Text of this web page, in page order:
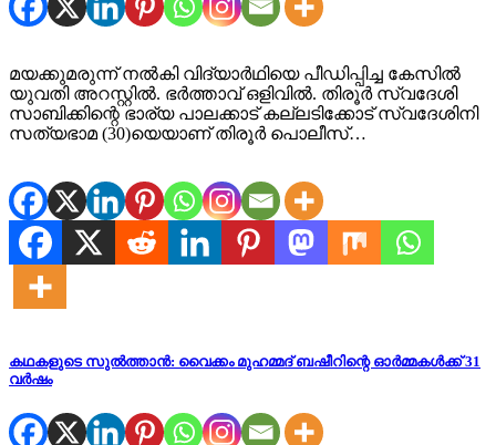
മയക്കുമരുന്ന് നൽകി വിദ്യാർഥിയെ പീഡിപ്പിച്ച കേസിൽ
യുവതി അറസ്റ്റിൽ. ഭർത്താവ് ഒളിവിൽ. തിരൂർ സ്വദേശി
സാബിക്കിന്റെ ഭാര്യ പാലക്കാട് കല്ലടിക്കോട് സ്വദേശിനി
സത്യഭാമ (30)യെയാണ് തിരൂർ പൊലീസ്…
കഥകളുടെ സുല്‍ത്താന്‍: വൈക്കം മുഹമ്മദ് ബഷീറിന്റെ ഓര്‍മ്മകള്‍ക്ക് 31
വര്‍ഷം